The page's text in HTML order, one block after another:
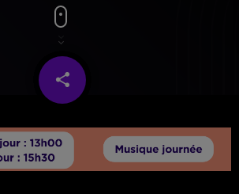
share
email